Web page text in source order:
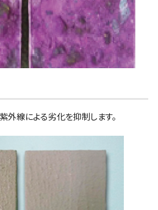
外線による劣化を抑制します。